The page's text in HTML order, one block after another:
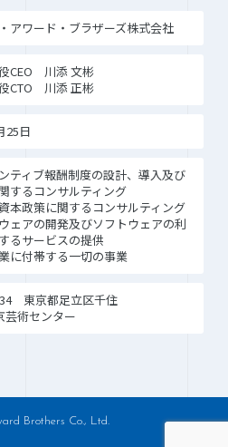
アワード・ブラザーズ株式会社
CEO 川添 文彬
CTO 川添 正彬
25日
ティブ報酬制度の設計、導入及び
するコンサルティング
本政策に関するコンサルティング
ェアの開発及びソフトウェアの利
るサービスの提供
に付帯する一切の事業
東京都足立区千住
芸術センター
Brothers Co., Ltd.